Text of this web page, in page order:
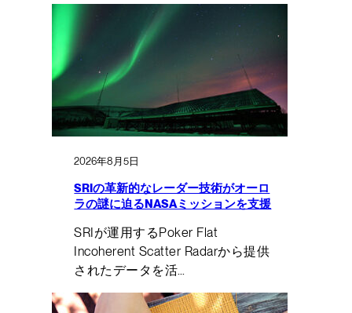
2026年8月5日
SRIの革新的なレーダー技術がオーロ
ラの謎に迫るNASAミッションを支援
SRIが運用するPoker Flat
Incoherent Scatter Radarから提供
されたデータを活…